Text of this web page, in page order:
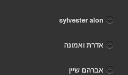
sylvester alon
אדרת ואמונה
אברהם שיין